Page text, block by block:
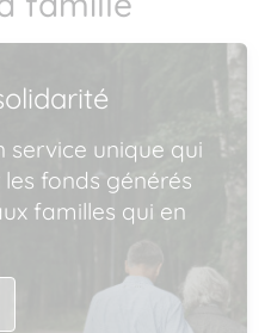
service unique qui
fonds générés
familles qui en